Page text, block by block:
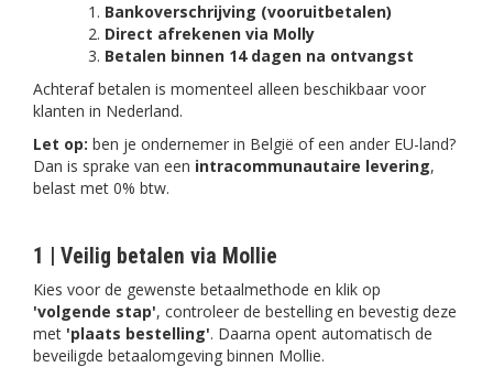
Bankoverschrijving (vooruitbetalen)
Direct afrekenen via Molly
Betalen binnen 14 dagen na ontvangst
Achteraf betalen is momenteel alleen beschikbaar voor
klanten in Nederland.
Let op: ben je ondernemer in België of een ander EU-land?
Dan is sprake van een intracommunautaire levering,
belast met 0% btw.
1 | Veilig betalen via Mollie
Kies voor de gewenste betaalmethode en klik op
'volgende stap', controleer de bestelling en bevestig deze
met 'plaats bestelling'. Daarna opent automatisch de
beveiligde betaalomgeving binnen Mollie.